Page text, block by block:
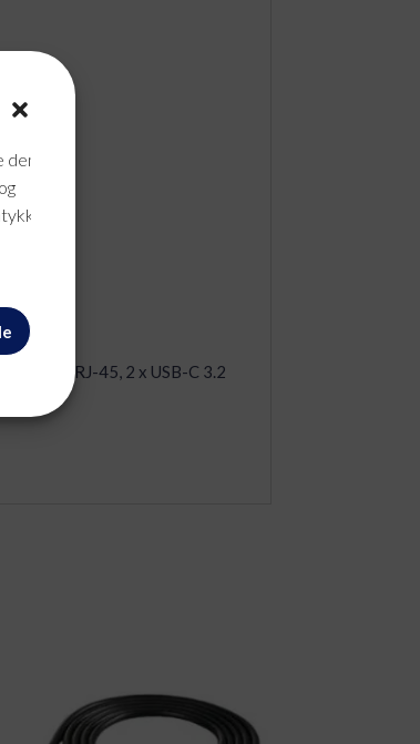
når
– RJ-45, 2 x USB-C 3.2